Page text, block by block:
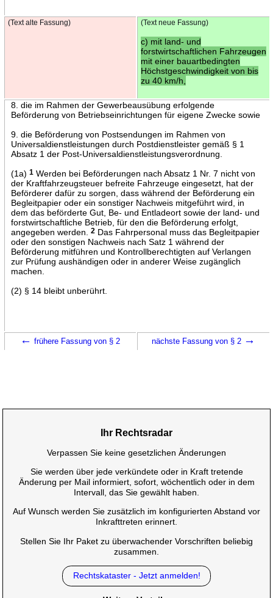
(Text alte Fassung) (Text neue Fassung)
c) mit land- und
forstwirtschaftlichen Fahrzeugen
mit einer bauartbedingten
Höchstgeschwindigkeit von bis
zu 40 km/h,
8. die im Rahmen der Gewerbeausübung erfolgende
Beförderung von Betriebseinrichtungen für eigene Zwecke sowie
9. die Beförderung von Postsendungen im Rahmen von
Universaldienstleistungen durch Postdienstleister gemäß § 1
Absatz 1 der Post-Universaldienstleistungsverordnung.
(1a) 1Werden bei Beförderungen nach Absatz 1 Nr. 7 nicht von
der Kraftfahrzeugsteuer befreite Fahrzeuge eingesetzt, hat der
Beförderer dafür zu sorgen, dass während der Beförderung ein
Begleitpapier oder ein sonstiger Nachweis mitgeführt wird, in
dem das beförderte Gut, Be- und Entladeort sowie der land- und
forstwirtschaftliche Betrieb, für den die Beförderung erfolgt,
angegeben werden.
2Das Fahrpersonal muss das Begleitpapier
oder den sonstigen Nachweis nach Satz 1 während der
Beförderung mitführen und Kontrollberechtigten auf Verlangen
zur Prüfung aushändigen oder in anderer Weise zugänglich
machen.
(2) § 14 bleibt unberührt.
← frühere Fassung von § 2 nächste Fassung von § 2 →
Ihr Rechtsradar
Verpassen Sie keine gesetzlichen Änderungen
Sie werden über jede verkündete oder in Kraft tretende
Änderung per Mail informiert, sofort, wöchentlich oder in dem
Intervall, das Sie gewählt haben.
Auf Wunsch werden Sie zusätzlich im konfigurierten Abstand vor
Inkrafttreten erinnert.
Stellen Sie Ihr Paket zu überwachender Vorschriften beliebig
zusammen.
Rechtskataster - Jetzt anmelden!